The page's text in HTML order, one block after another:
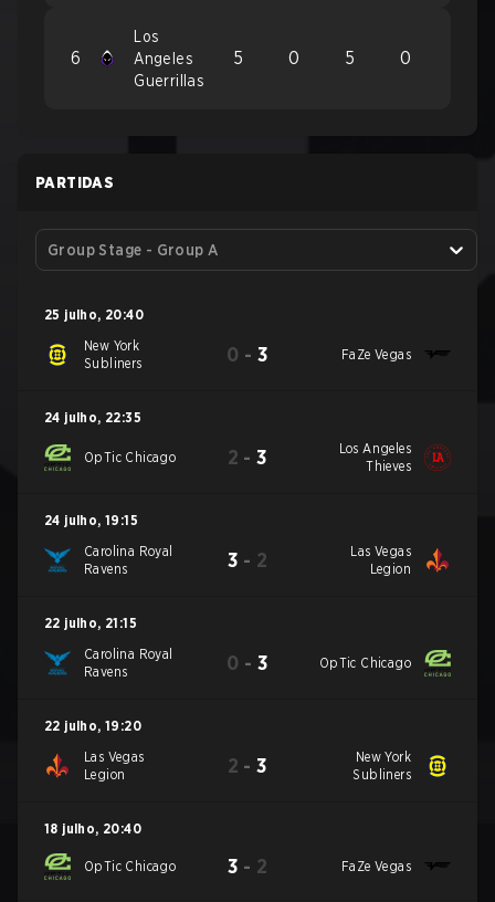
6
Los
Angeles
Guerrillas
5 0 5 0
PARTIDAS
Group Stage - Group A
25 julho, 20:40
New York
Subliners
0 - 3 FaZe Vegas
24 julho, 22:35
OpTic Chicago 2 -3
Los Angeles
Thieves
24 julho, 19:15
Carolina Royal
Ravens
3 - 2
Las Vegas
Legion
22 julho, 21:15
Carolina Royal
Ravens
0 - 3 OpTic Chicago
22 julho, 19:20
Las Vegas
Legion
2 -3
New York
Subliners
18 julho, 20:40
OpTic Chicago 3 - 2 FaZe Vegas